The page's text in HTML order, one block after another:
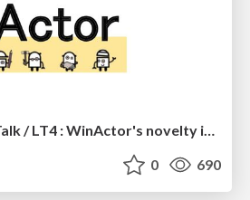
RPALT WinActor Talk / LT4 : WinActor's novelty introduction
0 690